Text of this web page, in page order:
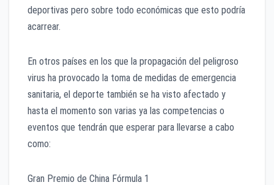
deportivas pero sobre todo económicas que esto podría
acarrear.
En otros países en los que la propagación del peligroso
virus ha provocado la toma de medidas de emergencia
sanitaria, el deporte también se ha visto afectado y
hasta el momento son varias ya las competencias o
eventos que tendrán que esperar para llevarse a cabo
como:
Gran Premio de China Fórmula 1